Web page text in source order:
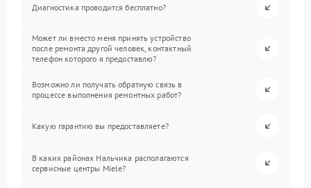
Диагностика проводится бесплатно?
Может ли вместо меня принять устройство
после ремонта другой человек, контактный
телефон которого я предоставлю?
Возможно ли получать обратную связь в
процессе выполнения ремонтных работ?
Какую гарантию вы предоставляете?
В каких районах Нальчика располагаются
сервисные центры Miele?